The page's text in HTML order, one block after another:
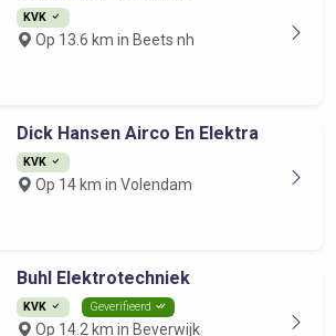
KVK
Op 13.6 km in Beets nh
Dick Hansen Airco En Elektra
KVK
Op 14 km in Volendam
Buhl Elektrotechniek
KVK Geverifieerd
Op 14.2 km in Beverwijk